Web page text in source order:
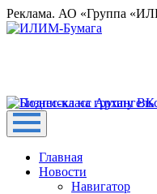
Реклама. АО «Группа
Главная
Новости
Навигатор